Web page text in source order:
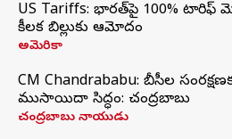
US Tariffs: భారత్‌పై 100%
కీలక బిల్లుకు ఆమోదం
అమెరికా
CM Chandrababu: బీసీల
ముసాయిదా సిద్ధం: చంద్రబాబు
చంద్రబాబు నాయుడు